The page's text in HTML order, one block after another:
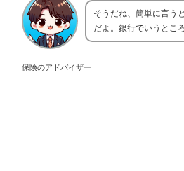
保険のアドバイザー
そうだね、簡単に言う
だよ。銀行でいうとこ